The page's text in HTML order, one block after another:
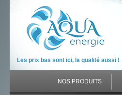
Les prix bas sont ici, la qualité aussi !
NOS PRODUITS